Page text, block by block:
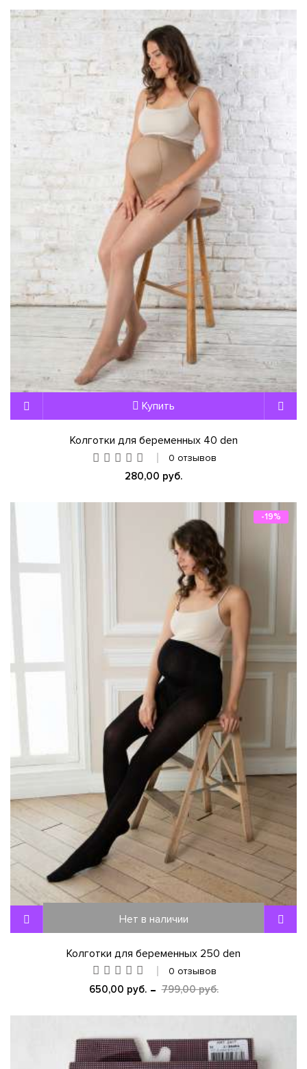
Купить
Колготки для беременных 40 den
0 отзывов
280,00 руб.
-19%
Нет в наличии
Колготки для беременных 250 den
0 отзывов
650,00 руб. 799,00 руб.